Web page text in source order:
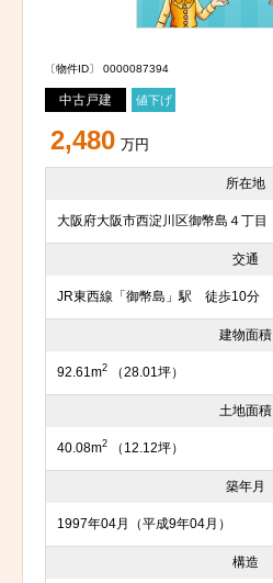
〔物件ID〕 0000087394
中古戸建 値下げ
2,480 万円
所在地
大阪府大阪市西淀川区御幣島４丁目
交通
JR東西線「御幣島」駅 徒歩10分
建物面積
92.61m2 （28.01坪）
土地面積
40.08m2 （12.12坪）
築年月
1997年04月（平成9年04月）
構造